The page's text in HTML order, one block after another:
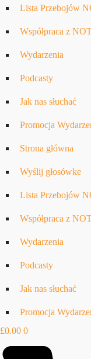
Lista Przebojów
Współpraca z
Wydarzenia
Podcasty
Jak nas słuchać
Promocja
Strona główna
Wyślij głosówke
Lista Przebojów
Współpraca z
Wydarzenia
Podcasty
Jak nas słuchać
Promocja
£0.00 0